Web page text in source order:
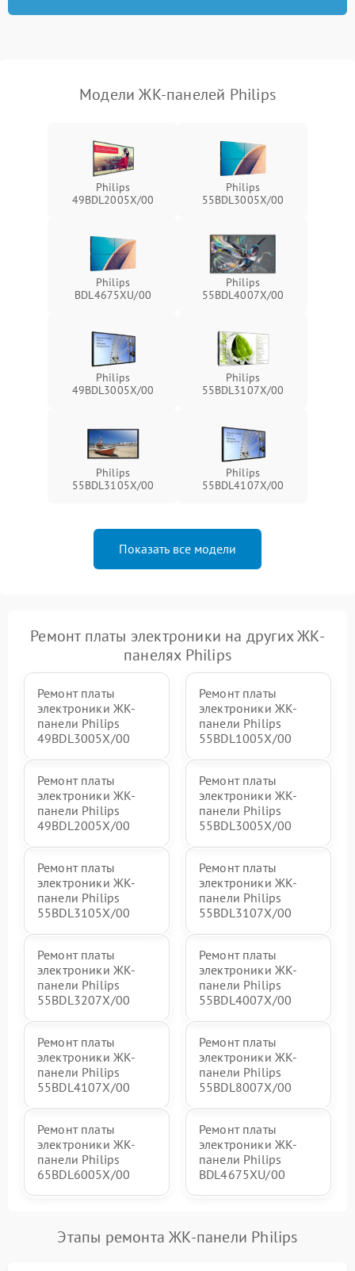
Модели ЖК-панелей Philips
Philips
49BDL2005X/00
Philips
55BDL3005X/00
Philips
BDL4675XU/00
Philips
55BDL4007X/00
Philips
49BDL3005X/00
Philips
55BDL3107X/00
Philips
55BDL3105X/00
Philips
55BDL4107X/00
Показать все модели
Ремонт платы электроники на других ЖК-
панелях Philips
Ремонт платы
электроники ЖК-
панели Philips
49BDL3005X/00
Ремонт платы
электроники ЖК-
панели Philips
55BDL1005X/00
Ремонт платы
электроники ЖК-
панели Philips
49BDL2005X/00
Ремонт платы
электроники ЖК-
панели Philips
55BDL3005X/00
Ремонт платы
электроники ЖК-
панели Philips
55BDL3105X/00
Ремонт платы
электроники ЖК-
панели Philips
55BDL3107X/00
Ремонт платы
электроники ЖК-
панели Philips
55BDL3207X/00
Ремонт платы
электроники ЖК-
панели Philips
55BDL4007X/00
Ремонт платы
электроники ЖК-
панели Philips
55BDL4107X/00
Ремонт платы
электроники ЖК-
панели Philips
55BDL8007X/00
Ремонт платы
электроники ЖК-
панели Philips
65BDL6005X/00
Ремонт платы
электроники ЖК-
панели Philips
BDL4675XU/00
Этапы ремонта ЖК-панели Philips